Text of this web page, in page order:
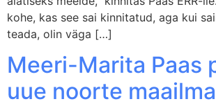
kohe, kas see sai kinnitatud, aga kui
teada, olin väga […]
Meeri-Marita Paas
uue noorte